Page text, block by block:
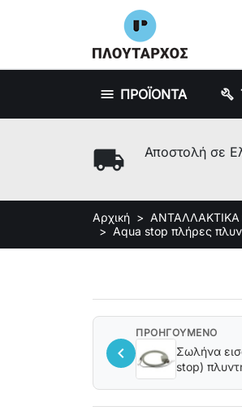
ΠΡΟΪΟΝΤΑ
local_shipping Αποστολή σε
Αρχική
Aqua stop πλήρες
chevron_left
ΠΡΟΗΓΟΥΜΕΝΟ
Σωλήνα
stop)